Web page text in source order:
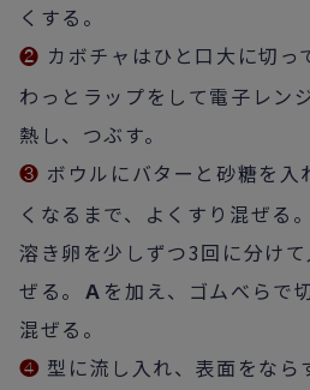
くする。
❷ カボチャはひと口大に切っ
わっとラップをして電子レン
熱し、つぶす。
❸ ボウルにバターと砂糖を
くなるまで、よくすり混ぜる
溶き卵を少しずつ3回に分け
ぜる。 Ａ を加え、ゴムべらで
混ぜる。
❹ 型に流し入れ、表面をなら